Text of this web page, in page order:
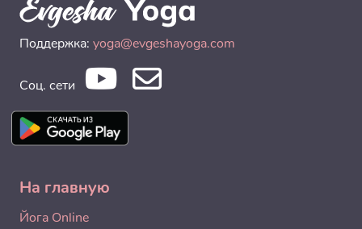
Поддержка: yoga@evgeshayoga.com
Соц. сети
На главную
Йога Online